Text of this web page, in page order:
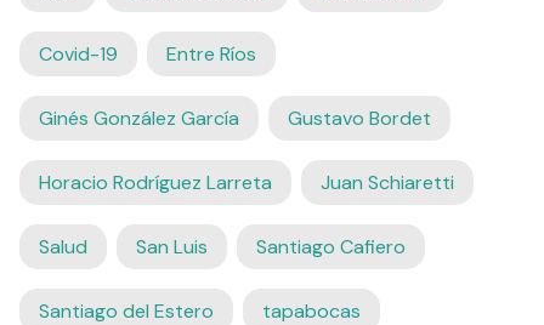
Covid-19 Entre Ríos
Ginés González García Gustavo Bordet
Horacio Rodríguez Larreta Juan Schiaretti
Salud San Luis Santiago Cafiero
Santiago del Estero tapabocas